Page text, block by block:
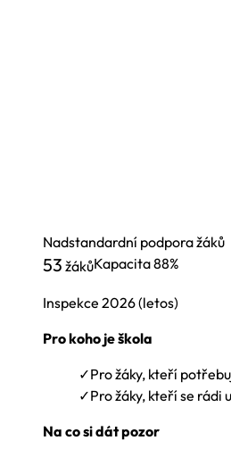
Nadstandardní podpora žáků
53 žákůKapacita88%
Inspekce 2026(letos)
Pro koho je škola
✓Pro žáky, kteří
✓Pro žáky, kteří se rádi
Na co si dát pozor